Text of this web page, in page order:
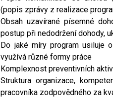
(popis zprávy z realizace
Obsah uzavírané písemné
postup při nedodržení dohody,
Do jaké míry program usiluje
využívá různé formy práce
Komplexnost preventivních
Struktura organizace,
pracovníka zodpovědného za